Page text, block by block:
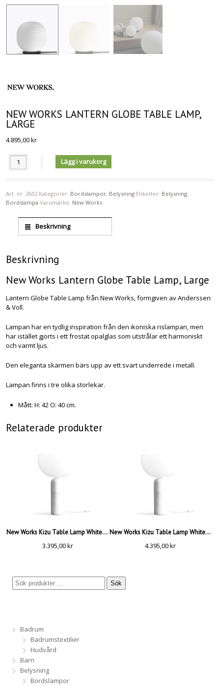
NEW WORKS LANTERN GLOBE TABLE LAMP,
LARGE
4.895,00kr
Antal Lägg i varukorg
Art. nr. 2602 Kategorier: Bordslampor, Belysning Etiketter: Belysning,
Bordslampa Varumärke: New Works
Beskrivning
Beskrivning
New Works Lantern Globe Table Lamp, Large
Lantern Globe Table Lamp från New Works, formgiven av Anderssen
& Voll.
Lampan har en tydlig inspiration från den ikoniska rislampan, men
har istället gjorts i ett frostat opalglas som utstrålar ett harmoniskt
och varmt ljus.
Den eleganta skärmen bärs upp av ett svart underrede i metall.
Lampan finns i tre olika storlekar.
Mått: H: 42 O: 40 cm.
Relaterade produkter
New Works Kizu Table Lamp White, Small
3.395,00kr
New Works Kizu Table Lamp White, Large
4.395,00kr
Sök
Badrum
Badrumstextilier
Hudvård
Barn
Belysning
Bordslampor